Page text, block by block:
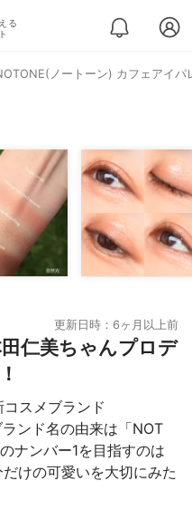
る
ノートーン) カフェアイパ
更新日時：6ヶ月以上前
仁美ちゃんプロデ
スメブランド
ンド名の由来は「NOT
ナンバー1を目指すのは
けの可愛いを大切にみた